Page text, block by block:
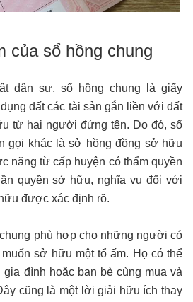
của sổ hồng chung
dân sự, sổ hồng chung là giấy
đất các tài sản gắn liền với đất
từ hai người đứng tên. Do đó, sổ
gọi khác là sở hồng đồng sở hữu
năng từ cấp huyện có thẩm quyền
quyền sở hữu, nghĩa vụ đối với
được xác định rõ.
phù hợp cho những người có
sở hữu một tổ ấm. Họ có thể
gia đình hoặc bạn bè cùng mua và
cũng là một lời giải hữu ích thay